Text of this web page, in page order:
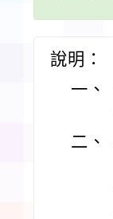
說明：
一、
二、